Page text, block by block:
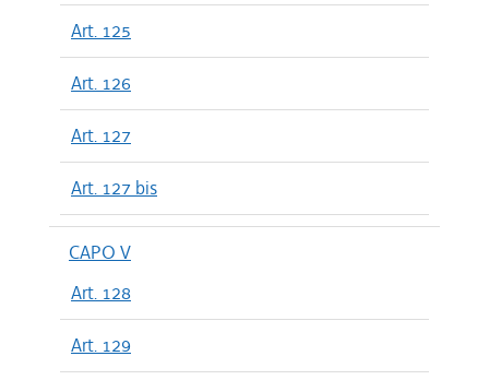
Art. 125
Art. 126
Art. 127
Art. 127 bis
CAPO V
Art. 128
Art. 129